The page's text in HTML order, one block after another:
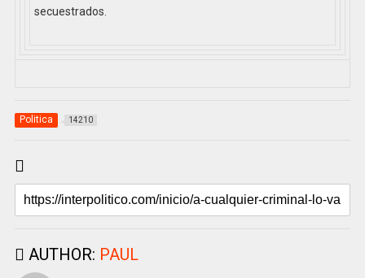
secuestrados.
Politica 14210
AUTHOR: PAUL